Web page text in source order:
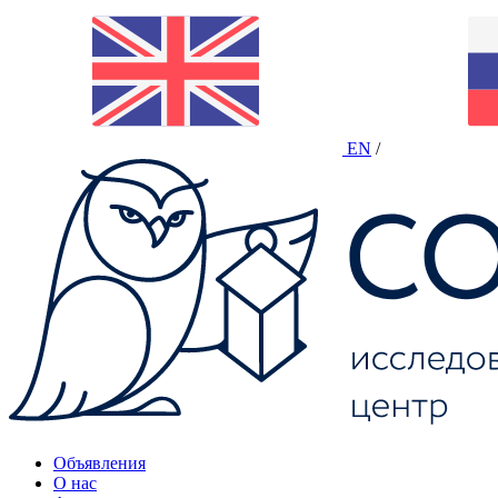
EN /
Объявления
О нас